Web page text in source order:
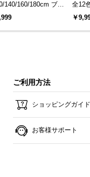
140/160/180cm ブラ
レーム ダイニング
全12
ザイ
￥
ご利用方法
ショッピングガイド
お客様サポート